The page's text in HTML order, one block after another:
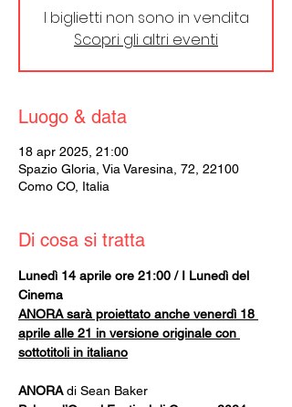
I biglietti non sono in vendita
Scopri gli altri eventi
Luogo & data
18 apr 2025, 21:00
Spazio Gloria, Via Varesina, 72, 22100
Como CO, Italia
Di cosa si tratta
Lunedì 14 aprile ore 21:00 / I Lunedì del
Cinema
ANORA sarà proiettato anche venerdì 18
aprile alle 21 in versione originale con
sottotitoli in italiano
ANORA di Sean Baker